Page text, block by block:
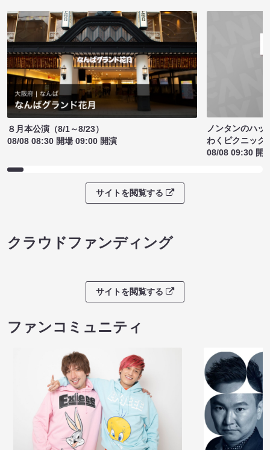
８月本公演（8/1～8/23）
08/08 08:30 開場 09:00 開演
ノンタンのハッ
わくピクニック
08/08 09:30 開
サイトを閲覧する
クラウドファンディング
サイトを閲覧する
ファンコミュニティ